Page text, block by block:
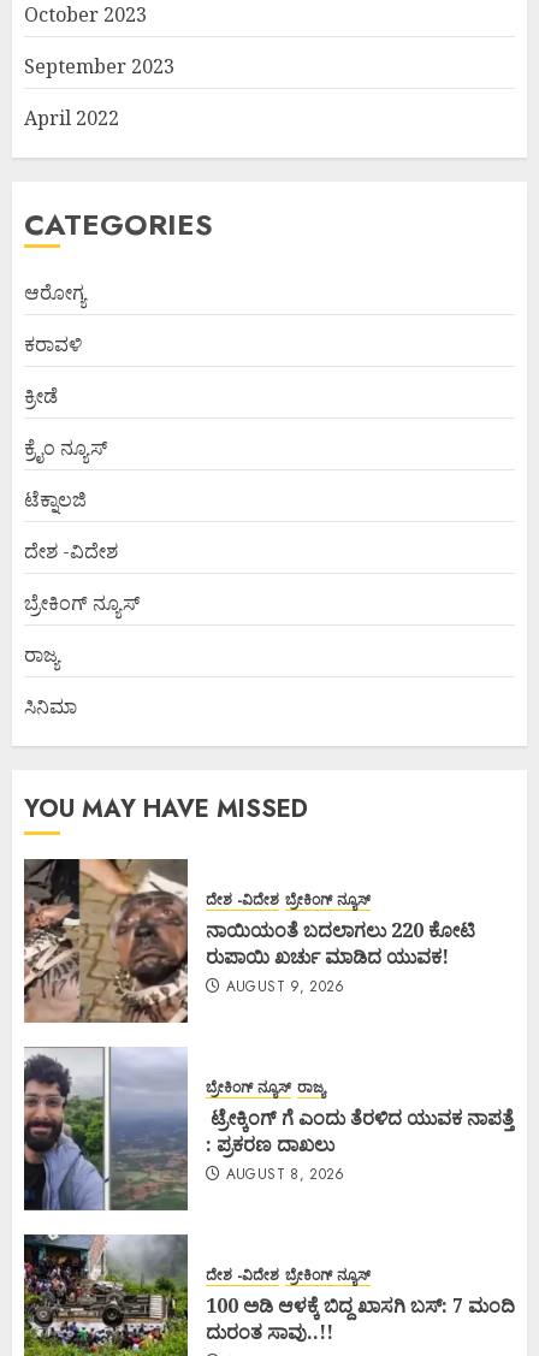
October 2023
September 2023
April 2022
CATEGORIES
ಆರೋಗ್ಯ
ಕರಾವಳಿ
ಕ್ರೀಡೆ
ಕ್ರೈಂ ನ್ಯೂಸ್
ಟೆಕ್ನಾಲಜಿ
ದೇಶ -ವಿದೇಶ
ಬ್ರೇಕಿಂಗ್ ನ್ಯೂಸ್
ರಾಜ್ಯ
ಸಿನಿಮಾ
YOU MAY HAVE MISSED
ದೇಶ -ವಿದೇಶ ಬ್ರೇಕಿಂಗ್ ನ್ಯೂಸ್
ನಾಯಿಯಂತೆ ಬದಲಾಗಲು 220 ಕೋಟಿ
ರುಪಾಯಿ ಖರ್ಚು ಮಾಡಿದ ಯುವಕ!
AUGUST 9, 2026
ಬ್ರೇಕಿಂಗ್ ನ್ಯೂಸ್ ರಾಜ್ಯ
ಟ್ರೇಕ್ಕಿಂಗ್ ಗೆ ಎಂದು ತೆರಳಿದ ಯುವಕ ನಾಪತ್ತೆ
: ಪ್ರಕರಣ ದಾಖಲು
AUGUST 8, 2026
ದೇಶ -ವಿದೇಶ ಬ್ರೇಕಿಂಗ್ ನ್ಯೂಸ್
100 ಅಡಿ ಆಳಕ್ಕೆ ಬಿದ್ದ ಖಾಸಗಿ ಬಸ್: 7 ಮಂದಿ
ದುರಂತ ಸಾವು..!!